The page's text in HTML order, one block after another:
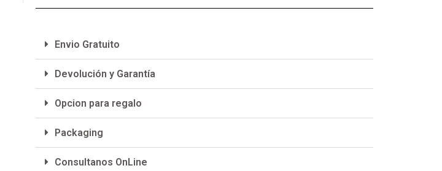
Envio Gratuito
Devolución y Garantía
Opcion para regalo
Packaging
Consultanos OnLine